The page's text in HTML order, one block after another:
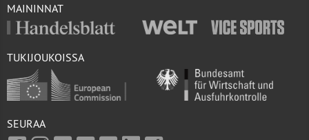
MAININNAT
TUKIJOUKOISSA
SEURAA